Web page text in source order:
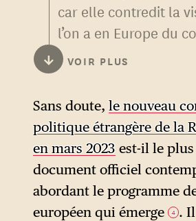
car elle contredit la
l’on a en Europe du
russo-ukrainien
relancé les débats sur
l’autonomie
européenne en
possible
partiel des États-Unis
scène européenne.
est plus juste dans
↓ VOIR PLUS
Sans doute, le nouveau
politique étrangère de la
en mars 2023 est-il le
document officiel
abordant le programme
européen qui émerge 4 .